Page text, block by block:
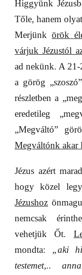
Higgyünk
Tőle, hanem
Merjünk örök
várjuk Jézustól
ad nekünk. A
a görög
részletben a
eredetileg
„Megváltó”
Megváltónk akar
Jézus azért
hogy közel
Jézushoz
nemcsak
vehetjük Őt.
mondta: „aki
testemet,..